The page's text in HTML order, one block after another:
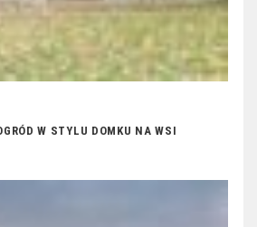
W STYLU DOMKU NA WSI